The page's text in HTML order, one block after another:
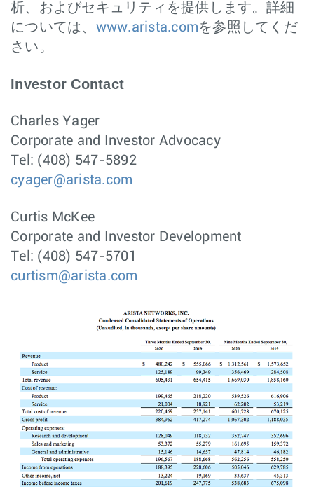
析、およびセキュリティを提供します。詳細
については、 www.arista.comを参照してくだ
さい。
Investor Contact
Charles Yager
Corporate and Investor Advocacy
Tel: (408) 547-5892
cyager@arista.com
Curtis McKee
Corporate and Investor Development
Tel: (408) 547-5701
curtism@arista.com